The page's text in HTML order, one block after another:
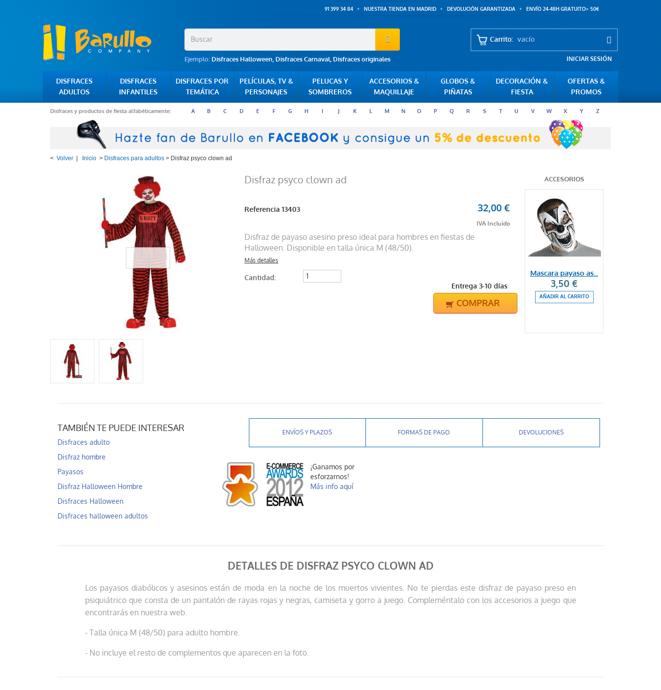
91 399 34 84 NUESTRA TIENDA EN MADRID DEVOLUCIÓN GARANTIZADA ENVÍO 24-48H GRATUITO> 50€
Ejemplo: Disfraces Halloween, Disfraces Carnaval, Disfraces originales
Carrito: vacío
INICIAR SESIÓN
DISFRACES
ADULTOS
DISFRACES
INFANTILES
DISFRACES POR
TEMÁTICA
PELÍCULAS, TV &
PERSONAJES
PELUCAS Y
SOMBREROS
ACCESORIOS &
MAQUILLAJE
GLOBOS &
PIÑATAS
DECORACIÓN &
FIESTA
OFERTAS &
PROMOS
Disfraces y productos de fiesta alfabéticamente: A B C D E F G H I J K L M N O P Q R S T U V W X Y Z
< Volver Inicio > Disfraces para adultos > Disfraz psyco clown ad
Disfraz psyco clown ad
Referencia 13403 32,00 €
Disfraz de payaso asesino preso ideal para hombres en fiestas de
Halloween. Disponible en talla única M (48/50).
Más detalles
Cantidad:
Entrega 3-10 días
COMPRAR
ACCESORIOS
Mascara payaso as...
3,50 €
AÑADIR AL CARRITO
TAMBIÉN TE PUEDE INTERESAR
Disfraces adulto
Disfraz hombre
Payasos
Disfraz Halloween Hombre
Disfraces Halloween
Disfraces halloween adultos
ENVÍOS Y PLAZOS FORMAS DE PAGO DEVOLUCIONES
¡Ganamos por
esforzarnos!
Más info aquí
DETALLES DE DISFRAZ PSYCO CLOWN AD
Los payasos diabólicos y asesinos están de moda en la noche de los muertos vivientes. No te pierdas este disfraz de payaso preso en
psiquiátrico que consta de un pantalón de rayas rojas y negras, camiseta y gorro a juego. Compleméntalo con los accesorios a juego que
encontrarás en nuestra web.
- Talla única M (48/50) para adulto hombre.
- No incluye el resto de complementos que aparecen en la foto.